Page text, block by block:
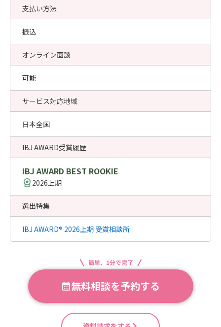
支払い方法
振込
オンライン面談
可能
サービス対応地域
日本全国
IBJ AWARD受賞履歴
IBJ AWARD BEST ROOKIE
2026上期
選出特集
IBJ AWARD® 2026上期 受賞相談所
簡単、1分で完了
無料相談を予約する